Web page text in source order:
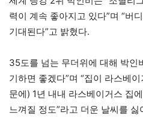
력이 계속 좋아지고 있다”며 “버
기대된다”고 밝혔다.
35도를 넘는 무더위에 대해 박인
기하면 좋겠다”며 “집이 라스베
문에) 1년 내내 라스베이거스 집
느껴질 정도”라고 더운 날씨를